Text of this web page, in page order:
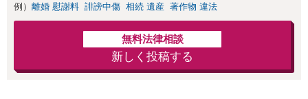
例） 離婚 慰謝料 誹謗中傷 相続 遺産 著作物 違法
無料法律相談
新しく投稿する